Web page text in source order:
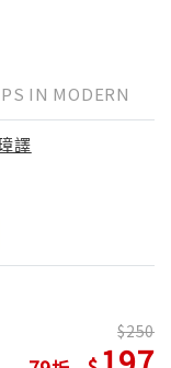
IN MODERN
譯
250